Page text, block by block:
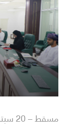
مسقط – 20 سبتمبر 2022